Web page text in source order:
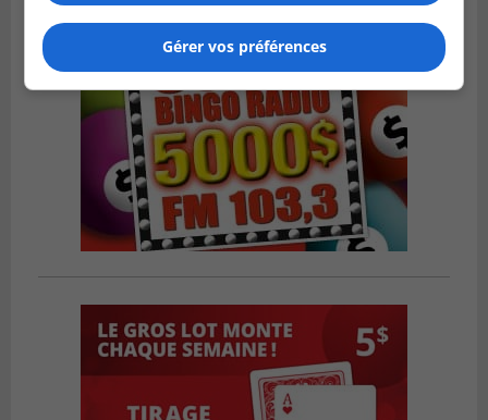
Gérer vos préférences